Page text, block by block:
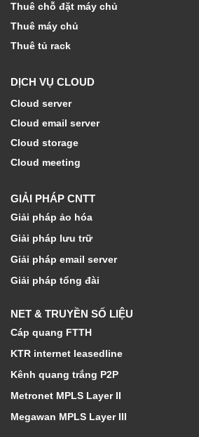
Thuê chỗ đặt máy chủ
Thuê máy chủ
Thuê tủ rack
DỊCH VỤ CLOUD
Cloud server
Cloud email server
Cloud storage
Cloud meeting
GIẢI PHÁP CNTT
Giải pháp ảo hóa
Giải pháp lưu trữ
Giải pháp email server
Giải pháp tổng đài
NET & TRUYỀN SỐ LIỆU
Cáp quang FTTH
KTR internet leasedline
Kênh quang trắng P2P
Metronet MPLS Layer II
Megawan MPLS Layer III